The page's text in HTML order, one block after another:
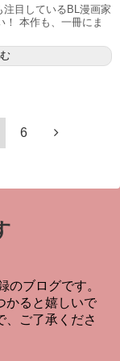
目しているBL漫画家
！ 本作も、一冊にま
6
のブログです。
かると嬉しいで
、ご了承くださ